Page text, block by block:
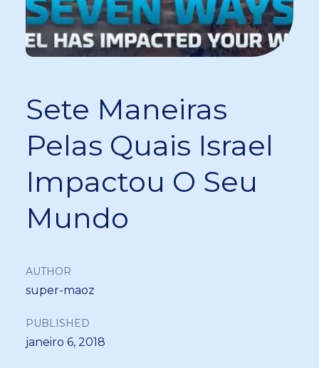
Sete Maneiras
Pelas Quais Israel
Impactou O Seu
Mundo
AUTHOR
super-maoz
PUBLISHED
janeiro 6, 2018